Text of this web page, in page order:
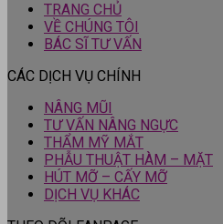
TRANG CHỦ
VỀ CHÚNG TÔI
BÁC SĨ TƯ VẤN
CÁC DỊCH VỤ CHÍNH
NÂNG MŨI
TƯ VẤN NÂNG NGỰC
THẨM MỸ MẮT
PHẪU THUẬT HÀM – MẶT
HÚT MỠ – CẤY MỠ
DỊCH VỤ KHÁC